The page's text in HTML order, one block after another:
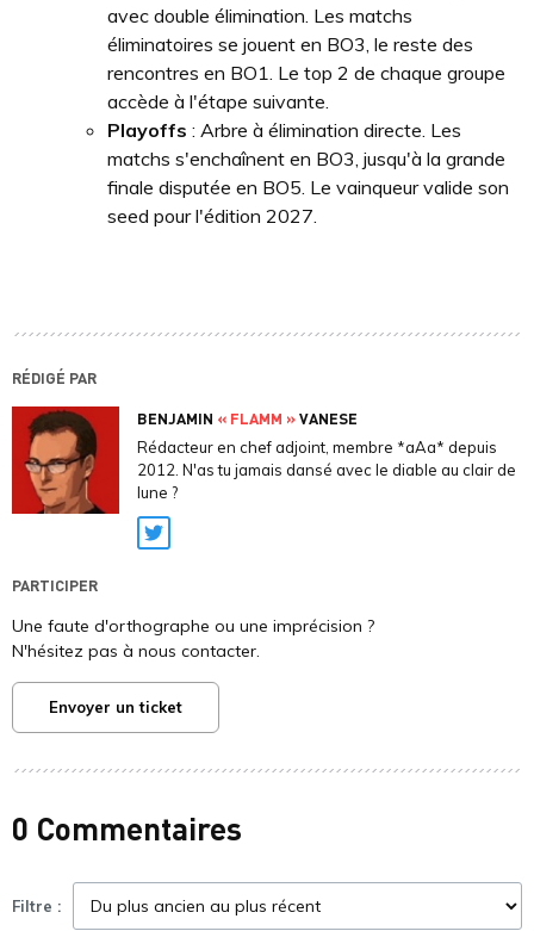
avec double élimination. Les matchs
éliminatoires se jouent en BO3, le reste des
rencontres en BO1. Le top 2 de chaque groupe
accède à l'étape suivante.
Playoffs : Arbre à élimination directe. Les
matchs s'enchaînent en BO3, jusqu'à la grande
finale disputée en BO5. Le vainqueur valide son
seed pour l'édition 2027.
RÉDIGÉ PAR
BENJAMIN « FLAMM »VANESE
Rédacteur en chef adjoint, membre *aAa* depuis
2012. N'as tu jamais dansé avec le diable au clair de
lune ?
Twitter
PARTICIPER
Une faute d'orthographe ou une imprécision ?
N'hésitez pas à nous contacter.
Envoyer un ticket
0 Commentaires
Filtre :